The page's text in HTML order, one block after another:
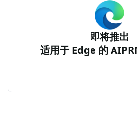
即将推出
适用于 Edge 的